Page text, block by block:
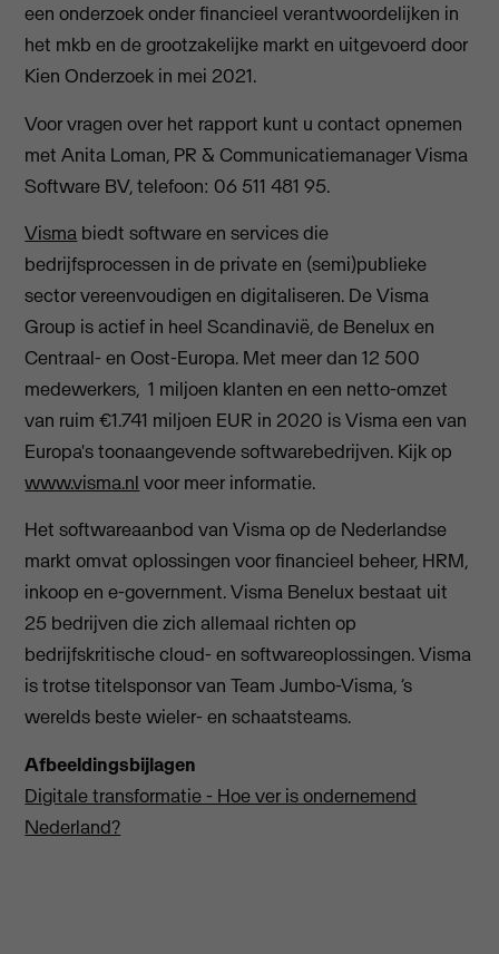
een onderzoek onder financieel verantwoordelijken in
het mkb en de grootzakelijke markt en uitgevoerd door
Kien Onderzoek in mei 2021.
Voor vragen over het rapport kunt u contact opnemen
met Anita Loman, PR & Communicatiemanager Visma
Software BV, telefoon: 06 511 481 95.
Visma biedt software en services die
bedrijfsprocessen in de private en (semi)publieke
sector vereenvoudigen en digitaliseren. De Visma
Group is actief in heel Scandinavië, de Benelux en
Centraal- en Oost-Europa. Met meer dan 12 500
medewerkers, 1 miljoen klanten en een netto-omzet
van ruim €1.741 miljoen EUR in 2020 is Visma een van
Europa's toonaangevende softwarebedrijven. Kijk op
www.visma.nl voor meer informatie.
Het softwareaanbod van Visma op de Nederlandse
markt omvat oplossingen voor financieel beheer, HRM,
inkoop en e-government. Visma Benelux bestaat uit
25 bedrijven die zich allemaal richten op
bedrijfskritische cloud- en softwareoplossingen. Visma
is trotse titelsponsor van Team Jumbo-Visma, ‘s
werelds beste wieler- en schaatsteams.
Afbeeldingsbijlagen
Digitale transformatie - Hoe ver is ondernemend
Nederland?